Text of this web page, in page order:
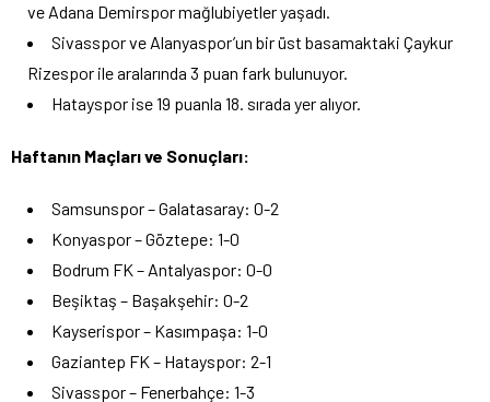
ve Adana Demirspor mağlubiyetler yaşadı.
Sivasspor ve Alanyaspor’un bir üst basamaktaki Çaykur
Rizespor ile aralarında 3 puan fark bulunuyor.
Hatayspor ise 19 puanla 18. sırada yer alıyor.
Haftanın Maçları ve Sonuçları:
Samsunspor – Galatasaray: 0-2
Konyaspor – Göztepe: 1-0
Bodrum FK – Antalyaspor: 0-0
Beşiktaş – Başakşehir: 0-2
Kayserispor – Kasımpaşa: 1-0
Gaziantep FK – Hatayspor: 2-1
Sivasspor – Fenerbahçe: 1-3